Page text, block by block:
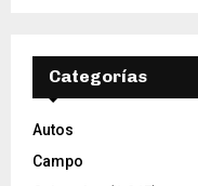
Categorías
Autos
Campo